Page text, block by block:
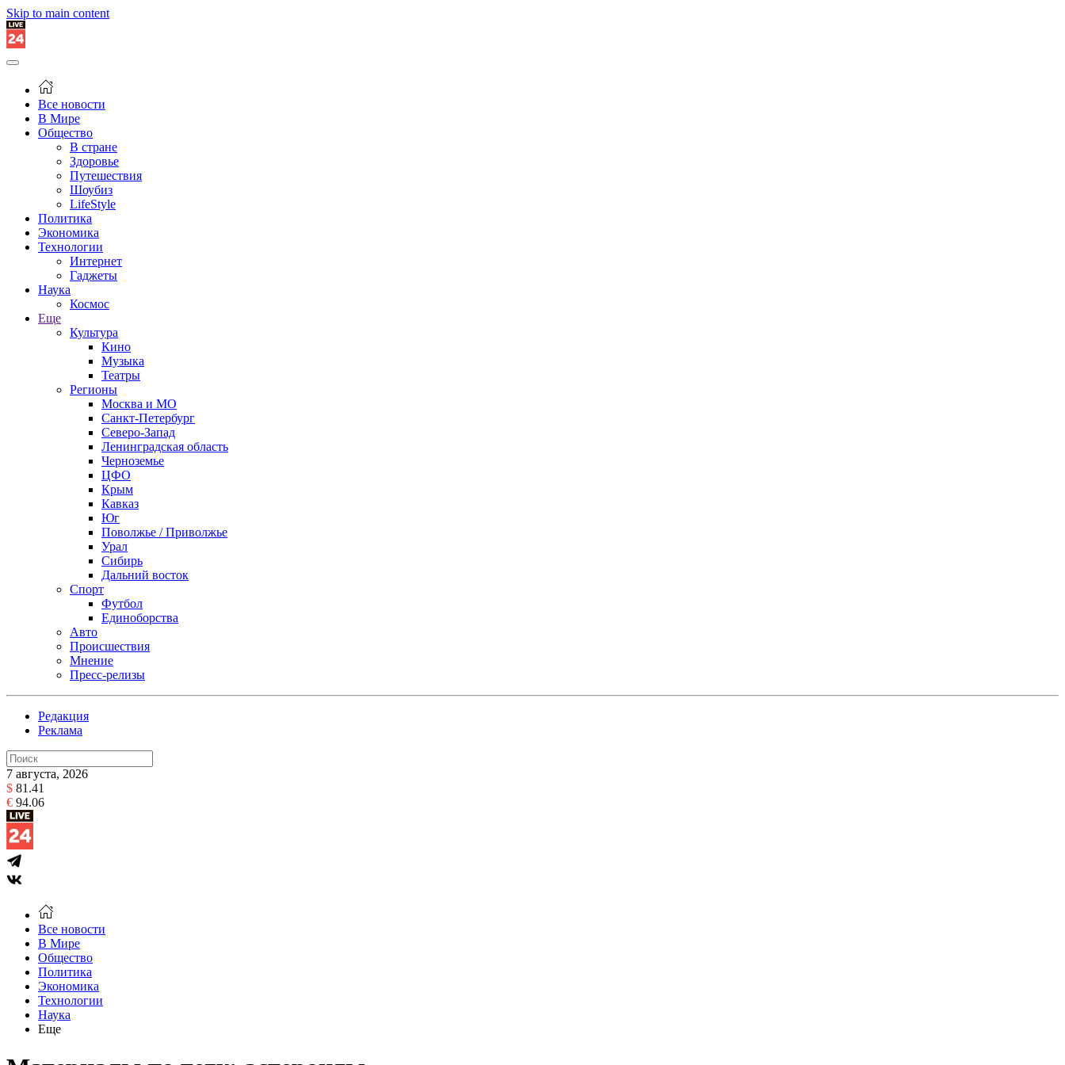
Skip to main content
Все новости
В Мире
Общество
В стране
Здоровье
Путешествия
Шоубиз
LifeStyle
Политика
Экономика
Технологии
Интернет
Гаджеты
Наука
Космос
Еще
Культура
Кино
Музыка
Театры
Регионы
Москва и МО
Санкт-Петербург
Северо-Запад
Ленинградская область
Черноземье
ЦФО
Крым
Кавказ
Юг
Поволжье / Приволжье
Урал
Сибирь
Дальний восток
Спорт
Футбол
Единоборства
Авто
Происшествия
Мнение
Пресс-релизы
Редакция
Реклама
7 августа, 2026
$ 81.41
€ 94.06
Все новости
В Мире
Общество
Политика
Экономика
Технологии
Наука
Еще